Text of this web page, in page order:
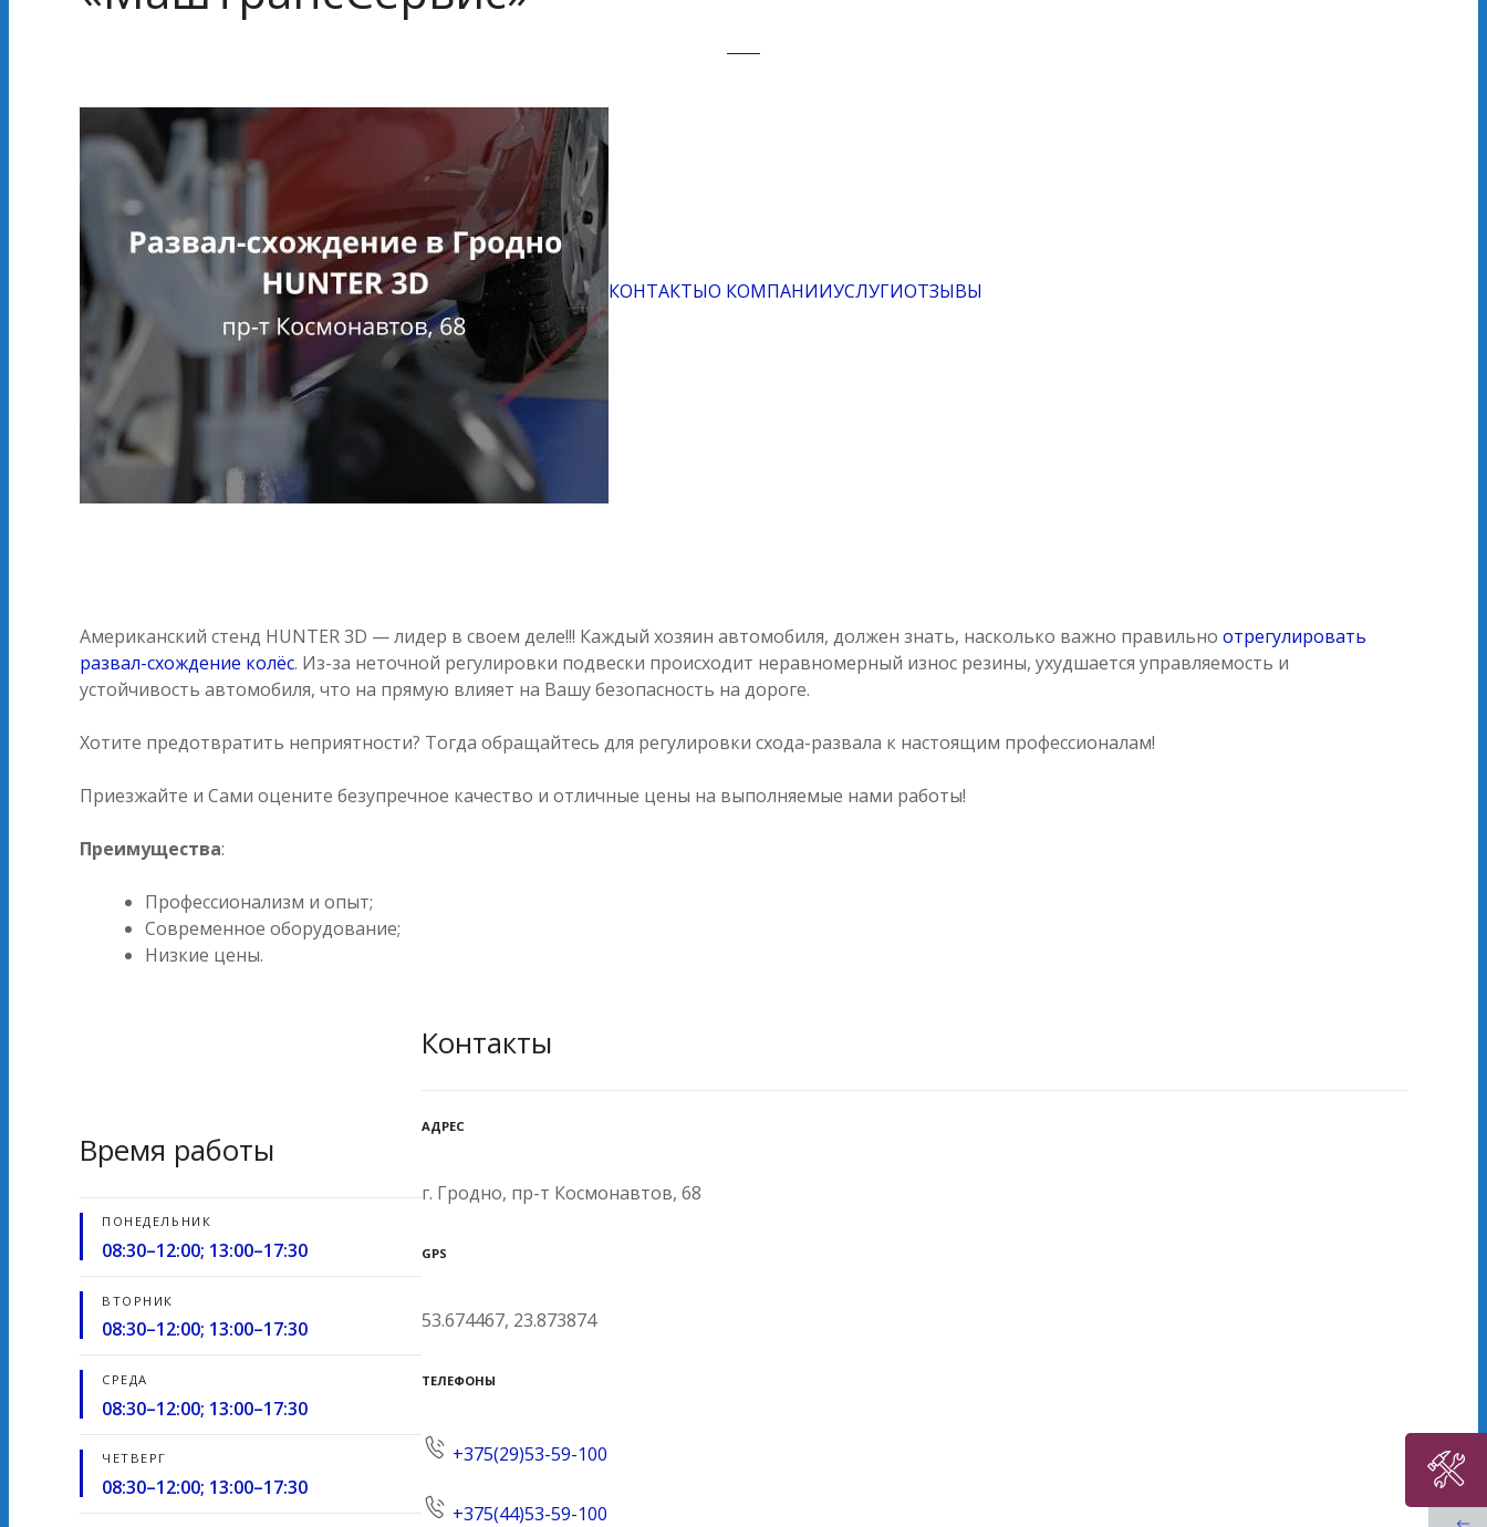
КОНТАКТЫО КОМПАНИИУСЛУГИОТЗЫВЫ
Американский стенд HUNTER 3D — лидер в своем деле!!! Каждый хозяин автомобиля, должен знать, насколько важно правильно отрегулировать
развал-схождение колёс. Из-за неточной регулировки подвески происходит неравномерный износ резины, ухудшается управляемость и
устойчивость автомобиля, что на прямую влияет на Вашу безопасность на дороге.
Хотите предотвратить неприятности? Тогда обращайтесь для регулировки схода-развала к настоящим профессионалам!
Приезжайте и Сами оцените безупречное качество и отличные цены на выполняемые нами работы!
Преимущества:
Профессионализм и опыт;
Современное оборудование;
Низкие цены.
Время работы
ПОНЕДЕЛЬНИК
08:30–12:00; 13:00–17:30
ВТОРНИК
08:30–12:00; 13:00–17:30
СРЕДА
08:30–12:00; 13:00–17:30
ЧЕТВЕРГ
08:30–12:00; 13:00–17:30
Контакты
АДРЕС
г. Гродно, пр-т Космонавтов, 68
GPS
53.674467, 23.873874
ТЕЛЕФОНЫ
+375(29)53-59-100
+375(44)53-59-100